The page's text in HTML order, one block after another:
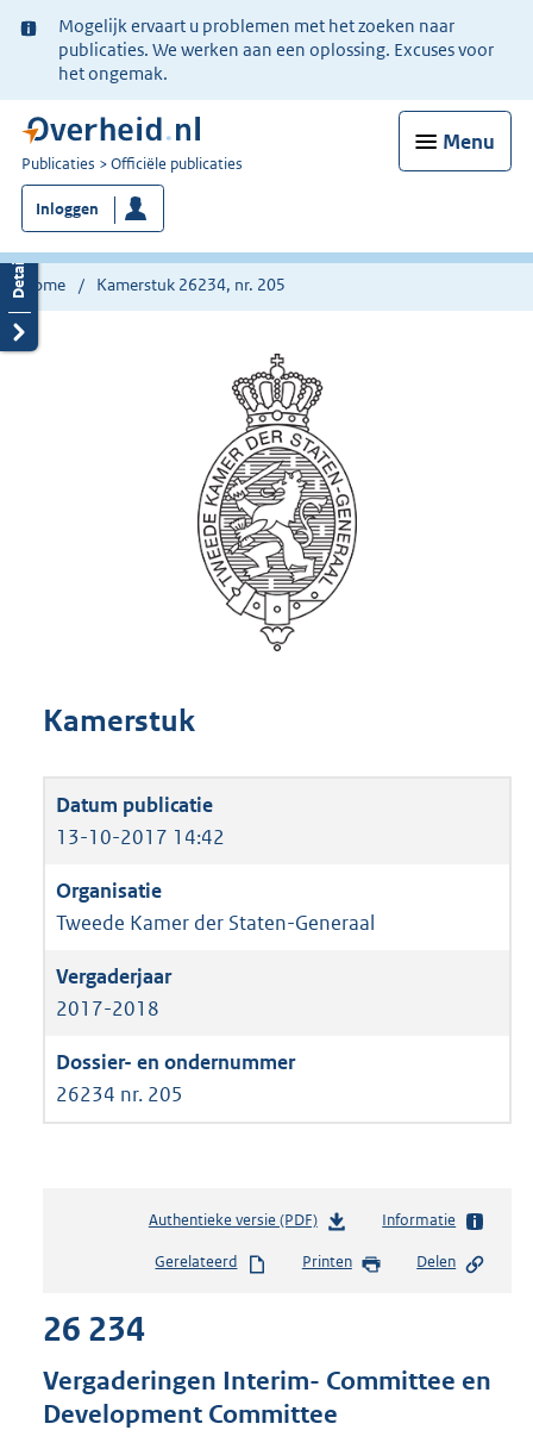
Ter
informatie:
Mogelijk ervaart u problemen met het zoeken naar
publicaties. We werken aan een oplossing. Excuses voor
het ongemak.
Menu
U
bent
nu
hier:
Publicaties Officiële publicaties
Inloggen
Home Kamerstuk 26234, nr. 205
Kamerstuk
13-10-2017 14:42
Tweede Kamer der Staten-Generaal
2017-2018
26234 nr. 205
Authentieke versie (PDF)b
s
g
Informatie
Gerelateerd Printen Delen
26 234
Vergaderingen Interim- Committee en
Development Committee